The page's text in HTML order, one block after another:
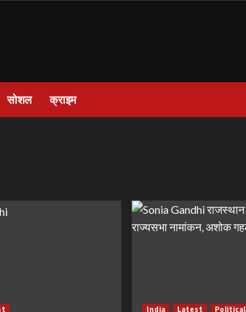
सोशल क्राइम
India Latest Political